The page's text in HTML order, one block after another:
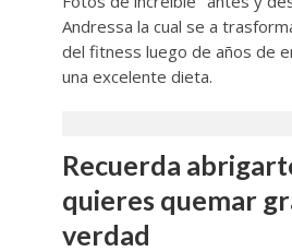
Andressa la cual se a
del fitness luego de años de
una excelente dieta.
Recuerda
quieres quemar
verdad